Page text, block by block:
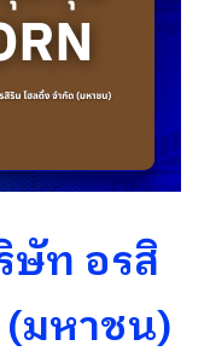
ษัท อรสิ
มหาชน)